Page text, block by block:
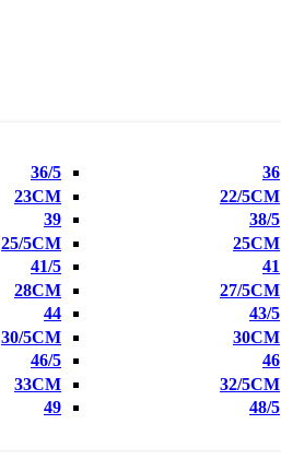
36
36/5
38/5
39
41
41/5
43/5
44
46
46/5
48/5
49
22/5CM
23CM
25CM
25/5CM
27/5CM
28CM
30CM
30/5CM
32/5CM
33CM